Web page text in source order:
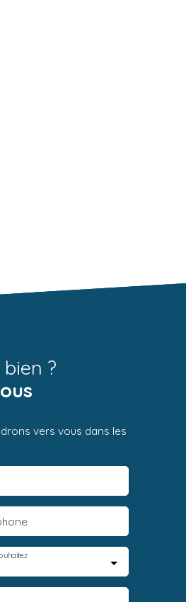
?
vers vous dans les